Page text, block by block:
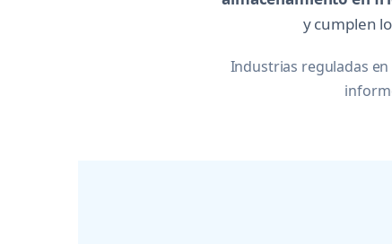
y cumplen
Industrias reguladas en